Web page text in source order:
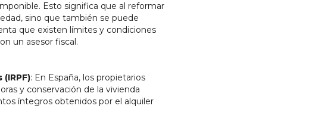
Esto significa que al reformar
sino que también se puede
que existen límites y condiciones
un asesor fiscal.
: En España, los propietarios
y conservación de la vivienda
íntegros obtenidos por el alquiler